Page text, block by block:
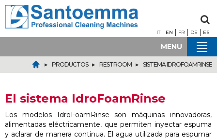
IT EN FR DE ES
MENU
▸ PRODUCTOS▸ RESTROOM ▸ SISTEMA IDROFOAMRINSE
El sistema IdroFoamRinse
Los modelos IdroFoamRinse son máquinas innovadoras,
alimentadas eléctricamente, que permiten inyectar espuma
y aclarar de manera continua. El agua utilizada para espumar